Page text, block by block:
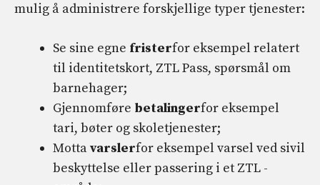
mulig å administrere forskjellige typer tjenester:
Se sine egne fristerfor eksempel relatert
til identitetskort, ZTL Pass, spørsmål om
barnehager;
Gjennomføre betalingerfor eksempel
tari, bøter og skoletjenester;
Mottavarslerfor eksempel varsel ved sivil
beskyttelse eller passering i et ZTL -